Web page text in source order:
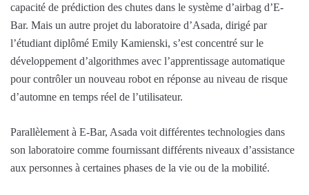
capacité de prédiction des chutes dans le système d’airbag d’E-
Bar. Mais un autre projet du laboratoire d’Asada, dirigé par
l’étudiant diplômé Emily Kamienski, s’est concentré sur le
développement d’algorithmes avec l’apprentissage automatique
pour contrôler un nouveau robot en réponse au niveau de risque
d’automne en temps réel de l’utilisateur.
Parallèlement à E-Bar, Asada voit différentes technologies dans
son laboratoire comme fournissant différents niveaux d’assistance
aux personnes à certaines phases de la vie ou de la mobilité.